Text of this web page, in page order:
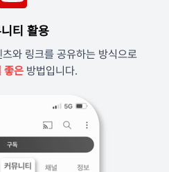
티 활용
와 링크를 공유하는 방식으로
좋은 방법입니다.